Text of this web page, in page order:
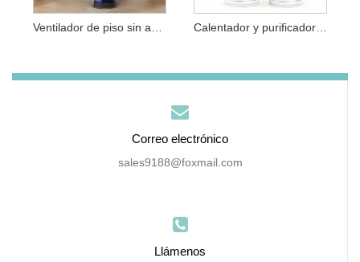
Correo electrónico
sales9188@foxmail.com
Llámenos